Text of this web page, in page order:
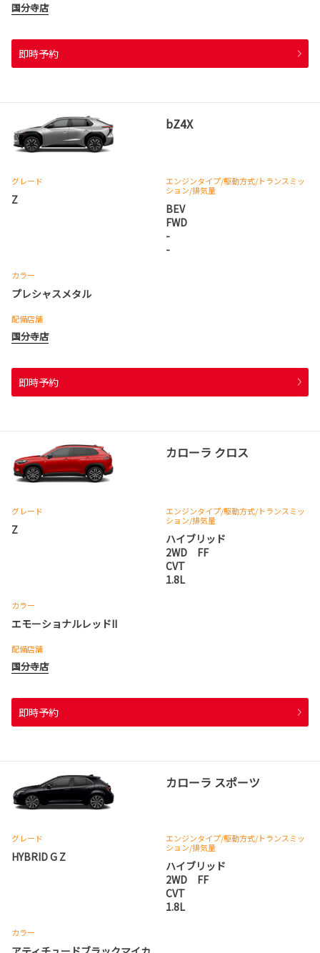
国分寺店
即時予約
bZ4X
グレード
Z
エンジンタイプ/駆動方式/トランスミッ
ション/排気量
BEV
FWD
-
-
カラー
プレシャスメタル
配備店舗
国分寺店
即時予約
カローラ クロス
グレード
Z
エンジンタイプ/駆動方式/トランスミッ
ション/排気量
ハイブリッド
2WD FF
CVT
1.8L
カラー
エモーショナルレッドII
配備店舗
国分寺店
即時予約
カローラ スポーツ
グレード
HYBRID G Z
エンジンタイプ/駆動方式/トランスミッ
ション/排気量
ハイブリッド
2WD FF
CVT
1.8L
カラー